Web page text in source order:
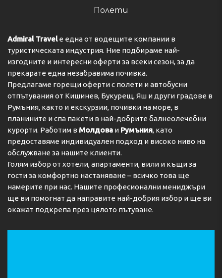
Полети
Admiral Travelе една от водещите компании в
туристическата индустрия. Ние подбираме най-
изгодните и интересни оферти за всеки сезон, за да
прекарате една незабравима почивка.
Предлагаме горещи оферти с полети и автобусни
отпътувания от Кишинев, Букурещ, Яш и други градове в
Румъния, както и екскурзии, почивки на море, в
планините и спа пакети в най-добрите балнеолечебни
курорти. Работим в Молдова и Румъния, като
предоставяме индивидуален подход и високо ниво на
обслужване за нашите клиенти.
Голям избор от хотели, апартаменти, вили и къщи за
гости за комфортно настаняване – всичко това ще
намерите при нас. Нашите професионални мениджъри
ще ви помогнат да направите най-добрия избор и ще ви
окажат подкрепа през цялото пътуване.